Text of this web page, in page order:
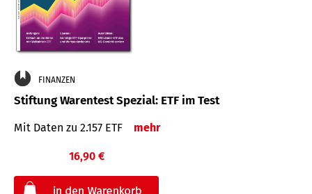
FINANZEN
Stiftung Warentest Spezial: ETF im Test
Mit Daten zu 2.157 ETF mehr
16,90 €